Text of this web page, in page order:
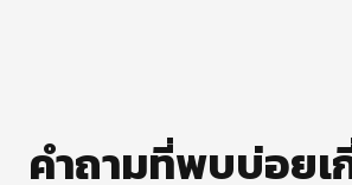
คำถามที่พบบ่อยเ